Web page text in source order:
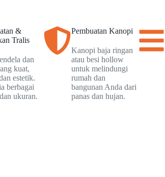
&
Tralis
dan
kuat,
estetik.
berbagai
ukuran.
Pembuatan Kanopi
Kanopi baja ringan
atau besi hollow
untuk melindungi
rumah dan
bangunan Anda dari
panas dan hujan.